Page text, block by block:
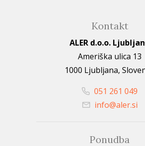
Kontakt
ALER d.o.o.
Ameriška ulica 13
1000 Ljubljana,
051 261 049
info@aler.si
Ponudba